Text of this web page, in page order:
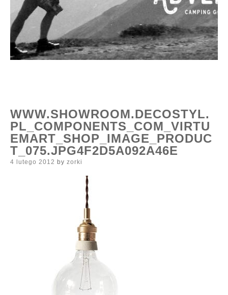
WWW.SHOWROOM.DECOSTYL.
PL_COMPONENTS_COM_VIRTU
EMART_SHOP_IMAGE_PRODUC
T_075.JPG4F2D5A092A46E
Posted
4 lutego 2012 by zorki